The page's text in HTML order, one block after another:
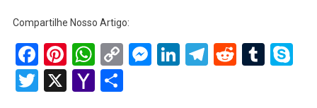
Compartilhe Nosso Artigo:
Facebook
Pinterest
WhatsApp
Copy
Link
Messenger
LinkedIn
Telegram
Reddit
Twitter
X YahooShare